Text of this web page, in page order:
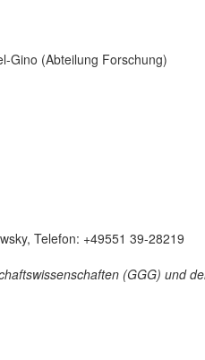
Gino (Abteilung Forschung)
Telefon: +49551 39-28219
(GGG) und